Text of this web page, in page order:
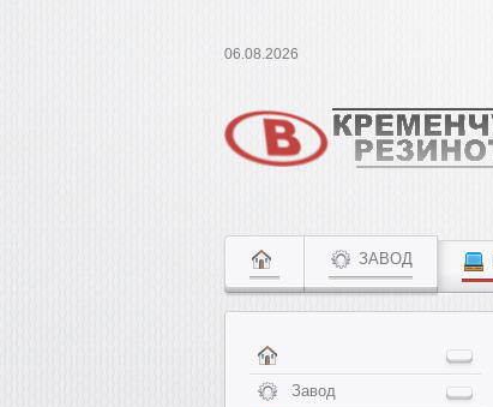
06.08.2026
ЗАВОД
Завод